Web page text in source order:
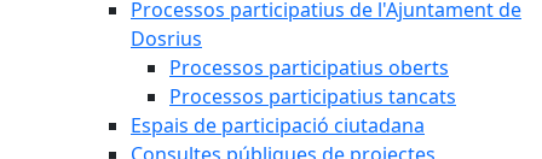
Processos participatius de l'Ajuntament de
Dosrius
Processos participatius oberts
Processos participatius tancats
Espais de participació ciutadana